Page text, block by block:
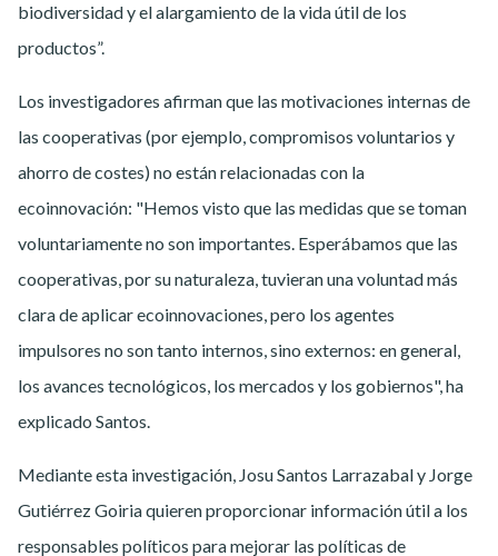
biodiversidad y el alargamiento de la vida útil de los
productos”.
Los investigadores afirman que las motivaciones internas de
las cooperativas (por ejemplo, compromisos voluntarios y
ahorro de costes) no están relacionadas con la
ecoinnovación: "Hemos visto que las medidas que se toman
voluntariamente no son importantes. Esperábamos que las
cooperativas, por su naturaleza, tuvieran una voluntad más
clara de aplicar ecoinnovaciones, pero los agentes
impulsores no son tanto internos, sino externos: en general,
los avances tecnológicos, los mercados y los gobiernos", ha
explicado Santos.
Mediante esta investigación, Josu Santos Larrazabal y Jorge
Gutiérrez Goiria quieren proporcionar información útil a los
responsables políticos para mejorar las políticas de